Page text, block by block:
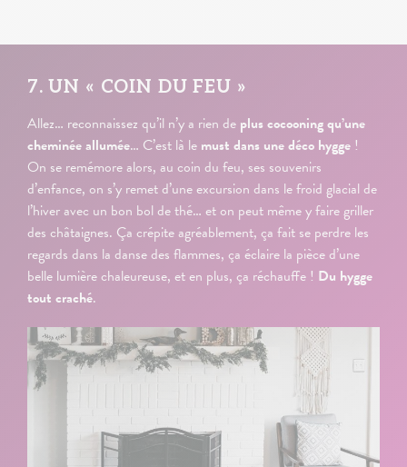
7. UN « COIN DU FEU »
Allez… reconnaissez qu’il n’y a rien de plus cocooning qu’une
cheminée allumée… C’est là le must dans une déco hygge !
On se remémore alors, au coin du feu, ses souvenirs
d’enfance, on s’y remet d’une excursion dans le froid glacial de
l’hiver avec un bon bol de thé… et on peut même y faire griller
des châtaignes. Ça crépite agréablement, ça fait se perdre les
regards dans la danse des flammes, ça éclaire la pièce d’une
belle lumière chaleureuse, et en plus, ça réchauffe ! Du hygge
tout craché.